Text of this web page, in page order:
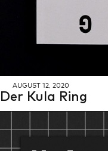
AU­GUST 12, 2020
Der Kula Ring